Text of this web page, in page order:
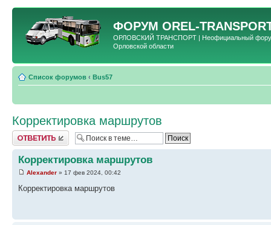
ФОРУМ OREL-
ОРЛОВСКИЙ ТРАНСПОРТ | Неофициальный форум
Орловской области
Список форумов ‹ Bus57
Корректировка маршрутов
Ответить
Корректировка маршрутов
Alexander » 17 фев 2024, 00:42
Корректировка маршрутов